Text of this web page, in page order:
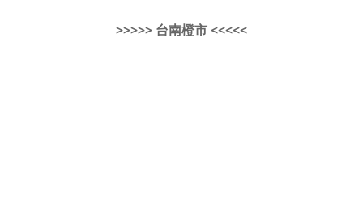
>>>>> 台南橙市 <<<<<